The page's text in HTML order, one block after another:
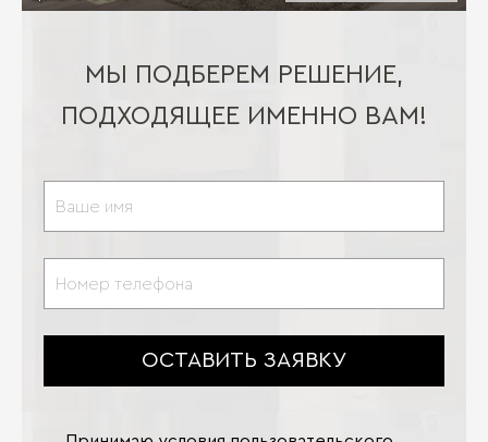
МЫ ПОДБЕРЕМ РЕШЕНИЕ,
ПОДХОДЯЩЕЕ ИМЕННО ВАМ!
ОСТАВИТЬ ЗАЯВКУ